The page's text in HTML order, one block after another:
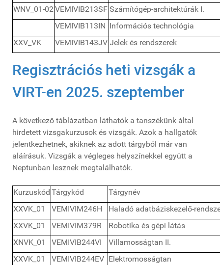
WNV_01-02VEMIVIB213SF Számítógép-architektúrák I.
VEMIVIB113IN Információs technológia
XXV_VK
VEMIVIB143JV Jelek és rendszerek
Regisztrációs heti vizsgák a
VIRT-en 2025. szeptember
A következő táblázatban láthatók a tanszékünk által
hirdetett vizsgakurzusok és vizsgák. Azok a hallgatók
jelentkezhetnek, akiknek az adott tárgyból már van
aláírásuk. Vizsgák a végleges helyszínekkel együtt a
Neptunban lesznek megtalálhatók.
Kurzuskód Tárgykód
Tárgynév
XXVK_01
VEMIVIM246H
Haladó adatbáziskezelő-
XXVK_01
VEMIVIM379R
Robotika és gépi látás
XNVK_01
VEMIVIB244VI
Villamosságtan II.
XXVK_01
VEMIVIB244EV Elektromosságtan